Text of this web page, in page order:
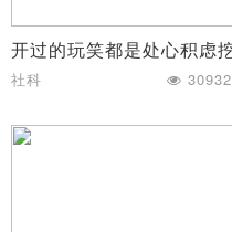
社科 30932